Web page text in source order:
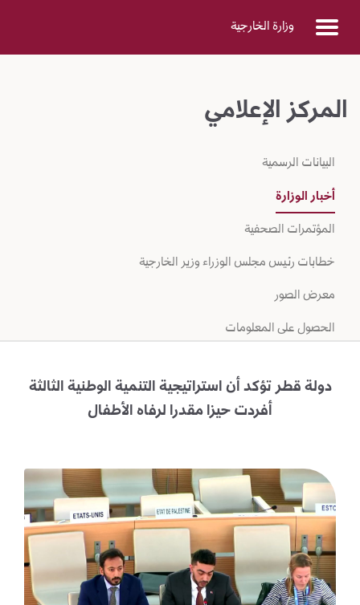
Skip to Main Contentوزارة الخارجية
المركز الإعلامي
البيانات الرسمية
أخبار الوزارة
المؤتمرات الصحفية
خطابات رئيس مجلس الوزراء وزير الخارجية
معرض الصور
الحصول على المعلومات
دولة قطر تؤكد أن استراتيجية التنمية الوطنية الثالثة
أفردت حيزا مقدرا لرفاه الأطفال